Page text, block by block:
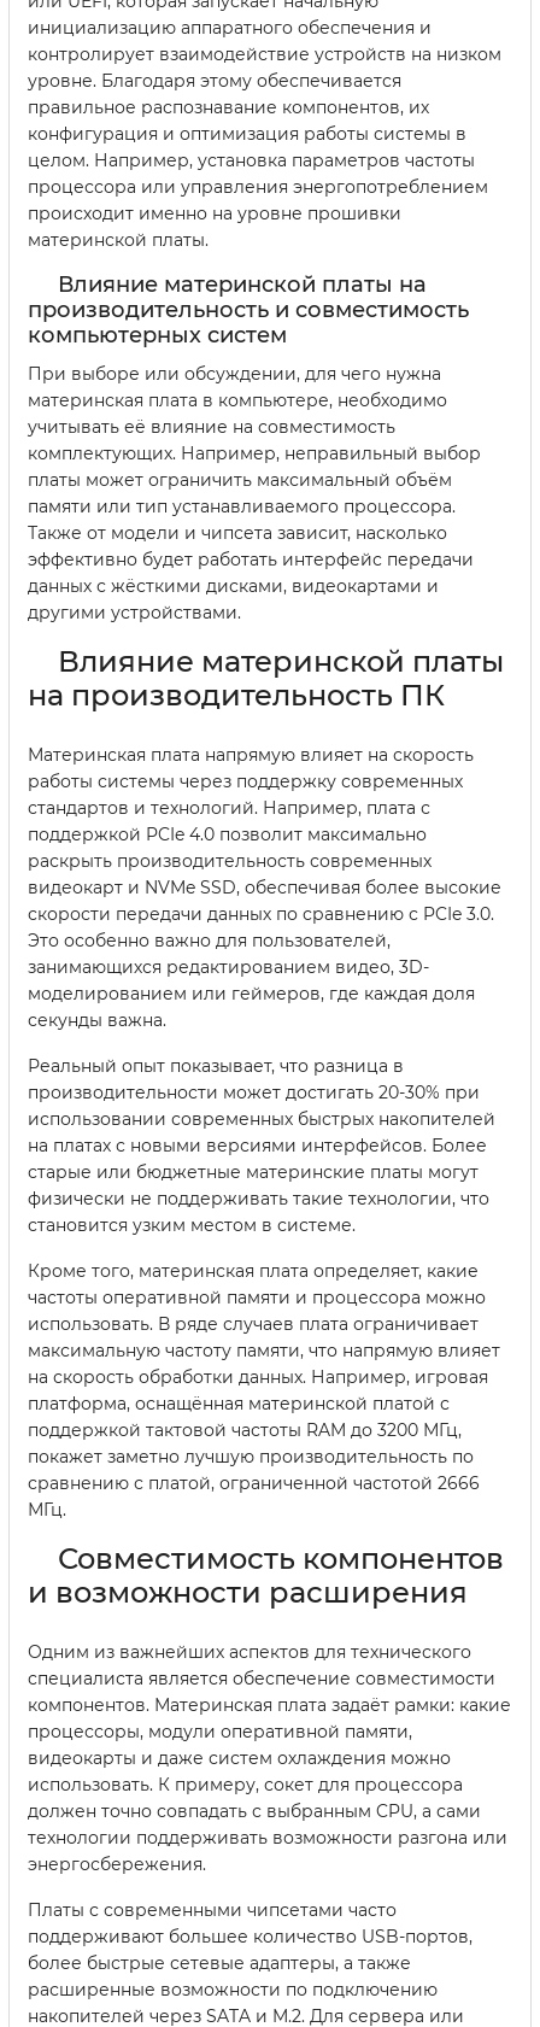
инициализацию аппаратного обеспечения и
контролирует взаимодействие устройств на низком
уровне. Благодаря этому обеспечивается
правильное распознавание компонентов, их
конфигурация и оптимизация работы системы в
целом. Например, установка параметров частоты
процессора или управления энергопотреблением
происходит именно на уровне прошивки
материнской платы.
Влияние материнской платы на
производительность и совместимость
компьютерных систем
При выборе или обсуждении, для чего нужна
материнская плата в компьютере, необходимо
учитывать её влияние на совместимость
комплектующих. Например, неправильный выбор
платы может ограничить максимальный объём
памяти или тип устанавливаемого процессора.
Также от модели и чипсета зависит, насколько
эффективно будет работать интерфейс передачи
данных с жёсткими дисками, видеокартами и
другими устройствами.
Влияние материнской платы
на производительность ПК
Материнская плата напрямую влияет на скорость
работы системы через поддержку современных
стандартов и технологий. Например, плата с
поддержкой PCIe 4.0 позволит максимально
раскрыть производительность современных
видеокарт и NVMe SSD, обеспечивая более высокие
скорости передачи данных по сравнению с PCIe 3.0.
Это особенно важно для пользователей,
занимающихся редактированием видео, 3D-
моделированием или геймеров, где каждая доля
секунды важна.
Реальный опыт показывает, что разница в
производительности может достигать 20-30% при
использовании современных быстрых накопителей
на платах с новыми версиями интерфейсов. Более
старые или бюджетные материнские платы могут
физически не поддерживать такие технологии, что
становится узким местом в системе.
Кроме того, материнская плата определяет, какие
частоты оперативной памяти и процессора можно
использовать. В ряде случаев плата ограничивает
максимальную частоту памяти, что напрямую влияет
на скорость обработки данных. Например, игровая
платформа, оснащённая материнской платой с
поддержкой тактовой частоты RAM до 3200 МГц,
покажет заметно лучшую производительность по
сравнению с платой, ограниченной частотой 2666
МГц.
Совместимость компонентов
и возможности расширения
Одним из важнейших аспектов для технического
специалиста является обеспечение совместимости
компонентов. Материнская плата задаёт рамки: какие
процессоры, модули оперативной памяти,
видеокарты и даже систем охлаждения можно
использовать. К примеру, сокет для процессора
должен точно совпадать с выбранным CPU, а сами
технологии поддерживать возможности разгона или
энергосбережения.
Платы с современными чипсетами часто
поддерживают большее количество USB-портов,
более быстрые сетевые адаптеры, а также
расширенные возможности по подключению
накопителей через SATA и M.2. Для сервера или